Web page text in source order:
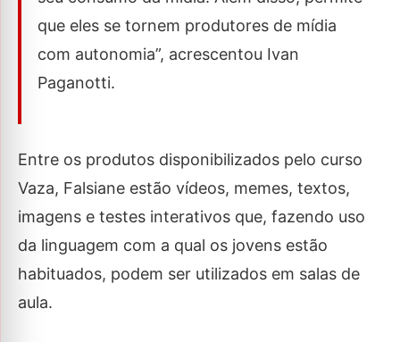
que eles se tornem produtores de mídia
com autonomia”, acrescentou Ivan
Paganotti.
Entre os produtos disponibilizados pelo curso
Vaza, Falsiane estão vídeos, memes, textos,
imagens e testes interativos que, fazendo uso
da linguagem com a qual os jovens estão
habituados, podem ser utilizados em salas de
aula.